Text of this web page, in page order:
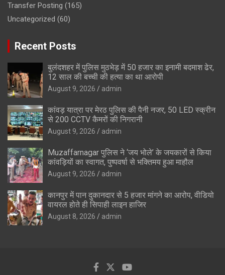
Transfer Posting (165)
Uncategorized (60)
Recent Posts
बुलंदशहर में पुलिस मुठभेड़ में 50 हजार का इनामी बदमाश ढेर,
12 साल की बच्ची की हत्या का था आरोपी
August 9, 2026 admin
कांवड़ यात्रा पर मेरठ पुलिस की पैनी नजर, 50 LED स्क्रीन
से 200 CCTV कैमरों की निगरानी
August 9, 2026 admin
Muzaffarnagar पुलिस ने ‘जय भोले’ के जयकारों से किया
कांवड़ियों का स्वागत, पुष्पवर्षा से भक्तिमय हुआ माहौल
August 9, 2026 admin
कानपुर में पान दुकानदार से 5 हजार मांगने का आरोप, वीडियो
वायरल होते ही सिपाही लाइन हाजिर
August 8, 2026 admin